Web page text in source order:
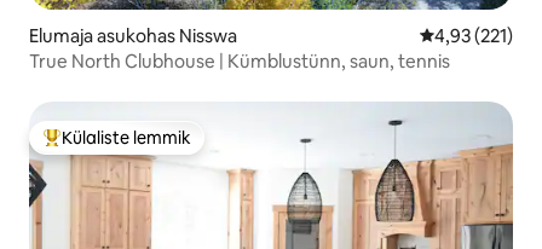
Elumaja asukohas Nisswa Keskmine
4,93 (221)
True North Clubhouse | Kümblustünn, saun, tennis
Külaliste suur lemmik
Külaliste lemmik